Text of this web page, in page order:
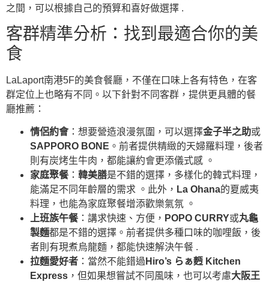
之間，可以根據自己的預算和喜好做選擇 .
客群精準分析：找到最適合你的美
食
LaLaport南港5F的美食餐廳，不僅在口味上各有特色，在客
群定位上也略有不同。以下針對不同客群，提供更具體的餐
廳推薦：
情侶約會：想要營造浪漫氛圍，可以選擇金子半之助或
SAPPORO BONE 。前者提供精緻的天婦羅料理，後者
則有炭烤生牛肉，都能讓約會更添儀式感 。
家庭聚餐： 韓美膳是不錯的選擇，多樣化的韓式料理，
能滿足不同年齡層的需求 。此外， La Ohana的夏威夷
料理，也能為家庭聚餐增添歡樂氣氛 。
上班族午餐：講求快速、方便， POPO CURRY或丸龜
製麵都是不錯的選擇。前者提供多種口味的咖哩飯，後
者則有現煮烏龍麵，都能快速解決午餐 .
拉麵愛好者 ：當然不能錯過 Hiro’s らぁ麪 Kitchen
Express ，但如果想嘗試不同風味，也可以考慮大阪王